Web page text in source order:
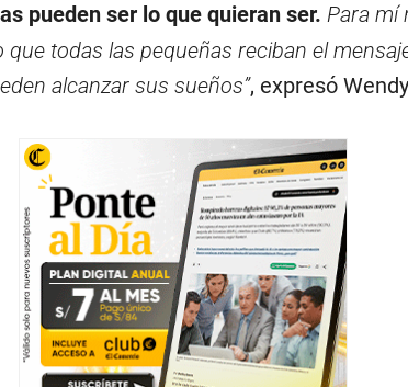
pueden ser lo que quieran ser. Para mí
todas las pequeñas reciban el
alcanzar sus sueños”, expresó